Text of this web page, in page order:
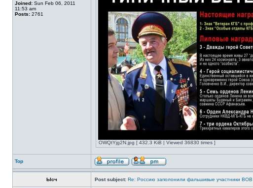
Joined: Sun Feb 06, 2011
11:53 am
Posts: 2761
OWQtYjg2N.jpg [ 432.3 KiB | Viewed 36830 times ]
Top
Ысч Post subject: Re: Россию заполонили фальшивые участники ВОВ